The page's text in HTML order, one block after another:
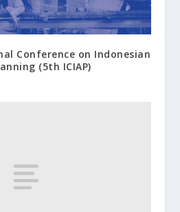
Conference on Indonesian
(5th ICIAP)